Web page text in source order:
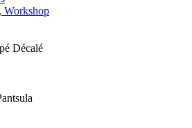
Workshop
Décalé